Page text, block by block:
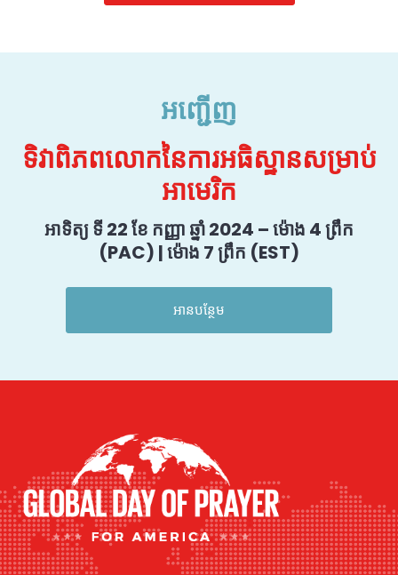
អញ្ជើញ
ទិវាពិភពលោកនៃការអធិស្ឋានសម្រាប់
អាមេរិក
អាទិត្យ ទី 22 ខែ កញ្ញា ឆ្នាំ 2024 – ម៉ោង 4 ព្រឹក
(PAC) | ម៉ោង 7 ព្រឹក (EST)
អានបន្ថែម